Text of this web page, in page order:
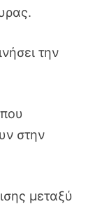
την
στην
μεταξύ